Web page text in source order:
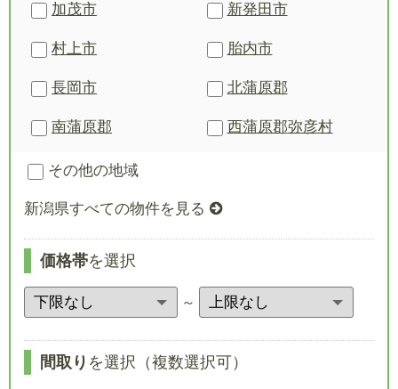
加茂市 新発田市
村上市 胎内市
長岡市 北蒲原郡
南蒲原郡 西蒲原郡弥彦村
その他の地域
新潟県すべての物件を見る
価格帯を選択
～
間取り を選択（複数選択可）